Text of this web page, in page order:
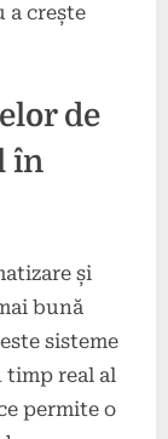
crește
de
în
și
bună
sisteme
real al
permite o